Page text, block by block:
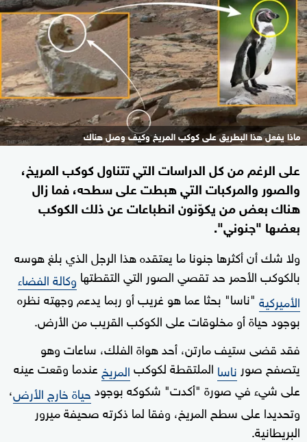
ماذا يفعل هذا البطريق على كوكب المريخ وكيف وصل هناك
على الرغم من كل الدراسات التي تتناول كوكب المريخ،
والصور والمركبات التي هبطت على سطحه، فما زال
هناك بعض من يكوّنون انطباعات عن ذلك الكوكب
بعضها "جنوني".
ولا شك أن أكثرها جنونا ما يعتقده هذا الرجل الذي بلغ هوسه
بالكوكب الأحمر حد تقصي الصور التي التقطتها وكالة الفضاء
الأميركية "ناسا" بحثا عما هو غريب أو ربما يدعم وجهته نظره
بوجود حياة أو مخلوقات على الكوكب القريب من الأرض.
فقد قضى ستيف مارتن، أحد هواة الفلك، ساعات وهو
يتصفح صور ناسا الملتقطة لكوكبالمريخعندما وقعت عينه
على شيء في صورة "أكدت" شكوكه بوجودحياة خارج الأرض،
وتحديدا على سطح المريخ، وفقا لما ذكرته صحيفة ميرور
البريطانية.